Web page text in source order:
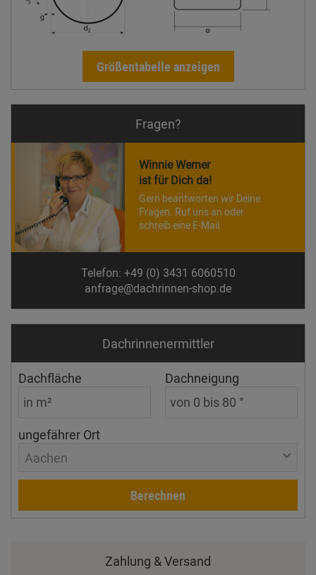
Größentabelle anzeigen
Fragen?
Winnie Werner
ist für Dich da!
Gern beantworten wir Deine
Fragen. Ruf uns an oder
schreib eine E-Mail.
Telefon: +49 (0) 3431 6060510
anfrage@dachrinnen-shop.de
Dachrinnen­ermittler
Dachfläche Dachneigung
ungefährer Ort
Aachen
Berechnen
Zahlung & Versand